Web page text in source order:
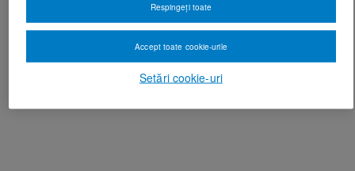
Setări cookie-uri
Respingeți toate
Accept toate cookie-urile